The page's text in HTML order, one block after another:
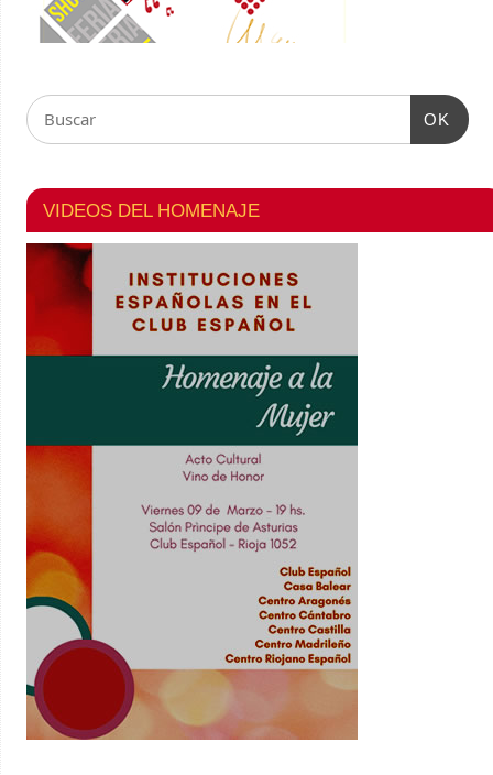
OK
VIDEOS DEL HOMENAJE